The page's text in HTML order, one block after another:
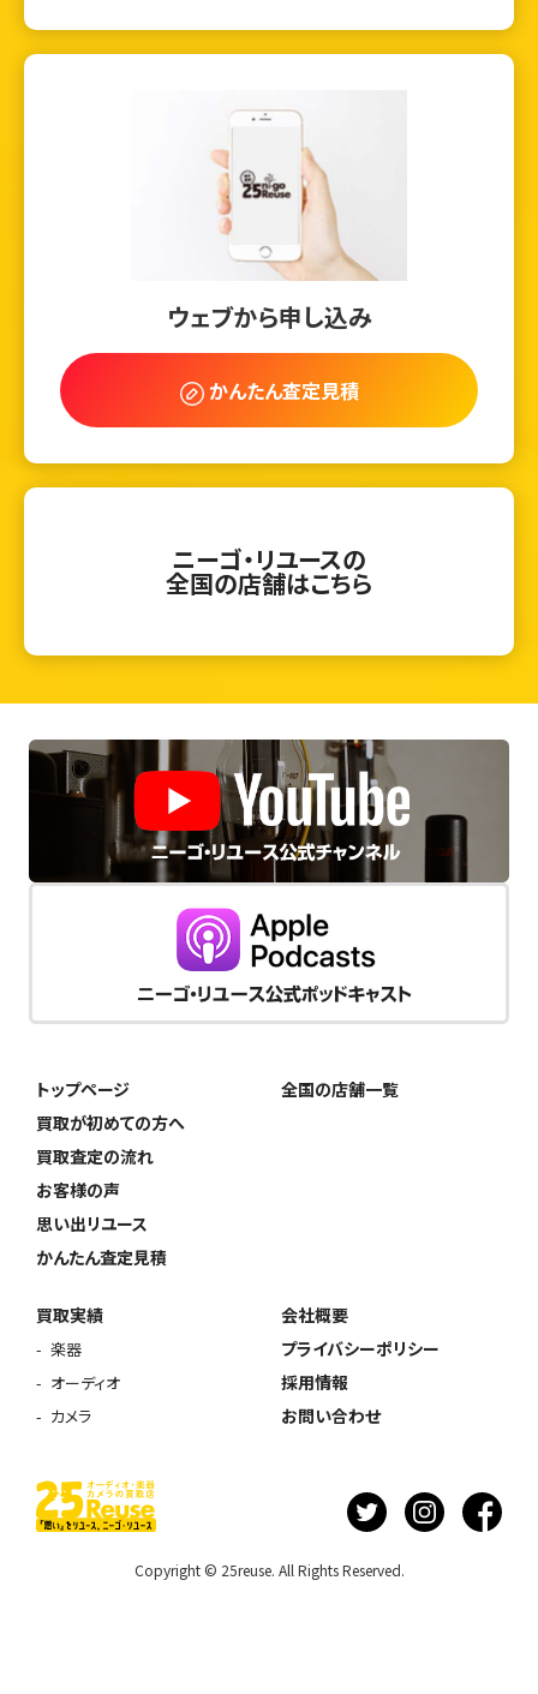
ウェブから申し込み
かんたん査定見積
ニーゴ・リユースの
全国の店舗はこちら
トップページ
買取が初めての方へ
買取査定の流れ
お客様の声
思い出リユース
かんたん査定見積
全国の店舗一覧
買取実績
楽器
オーディオ
カメラ
会社概要
プライバシーポリシー
採用情報
お問い合わせ
Copyright © 25reuse. All Rights Reserved.